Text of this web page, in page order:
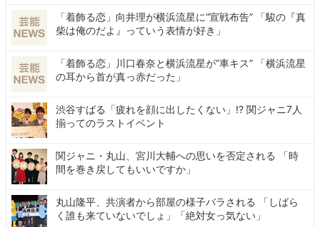
「着飾る恋」向井理が横浜流星に“宣戦布告” 「駿の『真
柴は俺のだよ』っていう表情が好き」
「着飾る恋」川口春奈と横浜流星が“車キス” 「横浜流星
の耳から首が真っ赤だった」
渋谷すばる「疲れを顔に出したくない」!? 関ジャニ7人
揃ってのラストイベント
関ジャニ・丸山、宮川大輔への思いを否定される 「時
間を巻き戻してもいいですか」
丸山隆平、共演者から部屋の様子バラされる 「しばら
く誰も来ていないでしょ」「絶対女っ気ない」